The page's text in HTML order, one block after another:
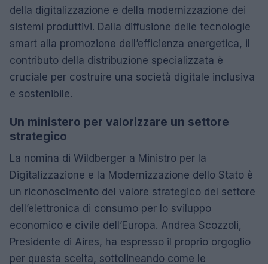
della digitalizzazione e della modernizzazione dei
sistemi produttivi. Dalla diffusione delle tecnologie
smart alla promozione dell’efficienza energetica, il
contributo della distribuzione specializzata è
cruciale per costruire una società digitale inclusiva
e sostenibile.
Un ministero per valorizzare un settore
strategico
La nomina di Wildberger a Ministro per la
Digitalizzazione e la Modernizzazione dello Stato è
un riconoscimento del valore strategico del settore
dell’elettronica di consumo per lo sviluppo
economico e civile dell’Europa. Andrea Scozzoli,
Presidente di Aires, ha espresso il proprio orgoglio
per questa scelta, sottolineando come le